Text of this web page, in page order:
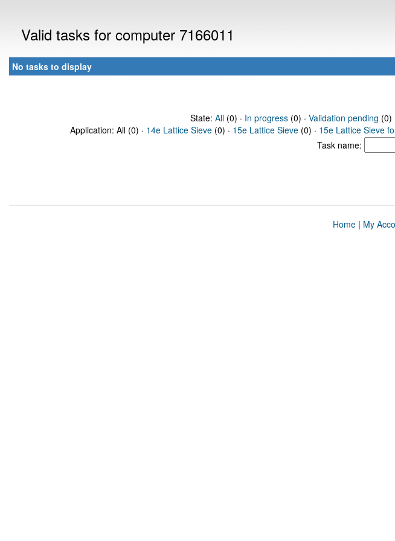
Valid tasks for computer 7166011
No tasks to display
State: All(0) · In progress(0) · Validation pending (0)
Application: All (0) · 14e Lattice Sieve (0) · 15e Lattice Sieve (0) · 15e Lattice Sieve
Task name:
Home| My